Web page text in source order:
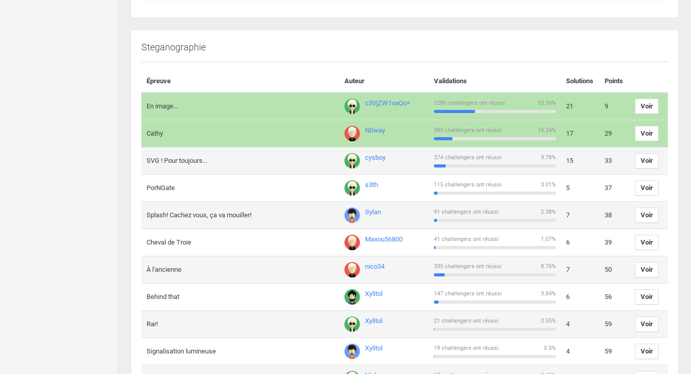
Steganographie
Épreuve Auteur Validations Solutions Points
En image... c3VjZW1vaQo= 33.59%
1285 challengers ont réussi 21 9 Voir
Cathy N0way 15.24%
583 challengers ont réussi 17 29 Voir
SVG ! Pour toujours... cysboy 9.78%
374 challengers ont réussi 15 33 Voir
PorNGate s3th 3.01%
115 challengers ont réussi 5 37 Voir
Splash! Cachez vous, ça va mouiller! Sylan 2.38%
91 challengers ont réussi 7 38 Voir
Cheval de Troie Maxou56800 1.07%
41 challengers ont réussi 6 39 Voir
À l'ancienne nico34 8.76%
335 challengers ont réussi 7 50 Voir
Behind that Xylitol 3.84%
147 challengers ont réussi 6 56 Voir
Rar! Xylitol 0.55%
21 challengers ont réussi 4 59 Voir
Signalisation lumineuse Xylitol 0.5%
19 challengers ont réussi 4 59 Voir